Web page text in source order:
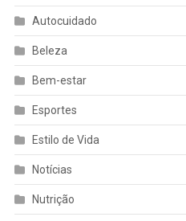
Autocuidado
Beleza
Bem-estar
Esportes
Estilo de Vida
Notícias
Nutrição